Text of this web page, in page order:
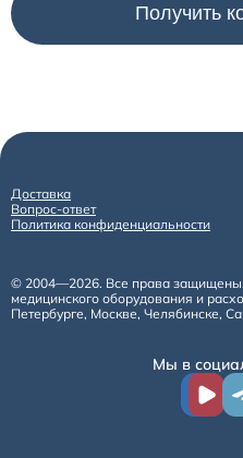
Доставка
Вопрос-ответ
Политика конфиденциальности
© 2004—2026. Все права
медицинского оборудования и
Петербурге, Москве, Челябинске,
Мы в